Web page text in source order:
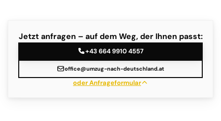
Jetzt anfragen – auf dem Weg, der Ihnen passt:
+43 664 9910 4557
office@umzug-nach-deutschland.at
oder Anfrageformular